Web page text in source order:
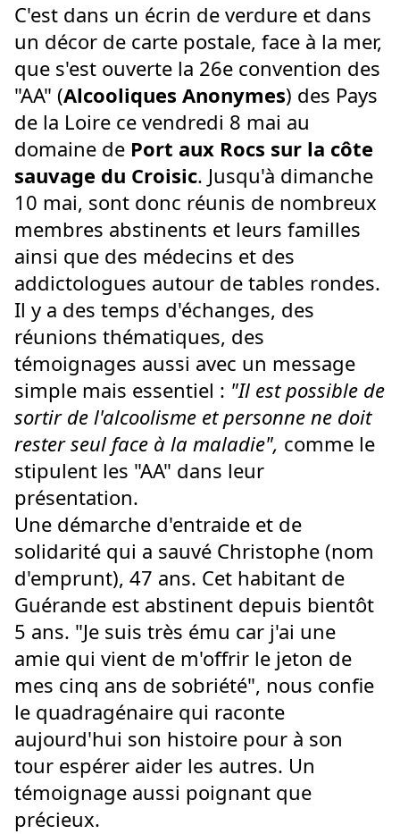
C'est dans un écrin de verdure et dans
un décor de carte postale, face à la mer,
que s'est ouverte la 26e convention des
"AA" (Alcooliques Anonymes) des Pays
de la Loire ce vendredi 8 mai au
domaine de Port aux Rocs sur la côte
sauvage du Croisic. Jusqu'à dimanche
10 mai, sont donc réunis de nombreux
membres abstinents et leurs familles
ainsi que des médecins et des
addictologues autour de tables rondes.
Il y a des temps d'échanges, des
réunions thématiques, des
témoignages aussi avec un message
simple mais essentiel : "Il est possible de
sortir de l'alcoolisme et personne ne doit
rester seul face à la maladie", comme le
stipulent les "AA" dans leur
présentation.
Une démarche d'entraide et de
solidarité qui a sauvé Christophe (nom
d'emprunt), 47 ans. Cet habitant de
Guérande est abstinent depuis bientôt
5 ans. "Je suis très ému car j'ai une
amie qui vient de m'offrir le jeton de
mes cinq ans de sobriété", nous confie
le quadragénaire qui raconte
aujourd'hui son histoire pour à son
tour espérer aider les autres. Un
témoignage aussi poignant que
précieux.